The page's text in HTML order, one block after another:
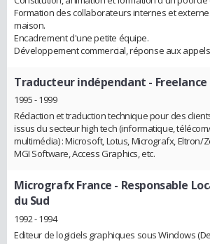
Formation des collaborateurs internes et
maison.
Encadrement d'une petite équipe.
Développement commercial, réponse aux
Traducteur indépendant - Freelance
1995 - 1999
Rédaction et traduction technique pour des
issus du secteur high tech (informatique,
multimédia) : Microsoft, Lotus, Micrografx, Eltron/
MGI Software, Access Graphics, etc.
Micrografx France - Responsable
du Sud
1992 - 1994
Editeur de logiciels graphiques sous Windows